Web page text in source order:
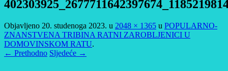
Objavljeno 20. studenoga 2023. u 2048 × 1365 u POPULARNO-
ZNANSTVENA TRIBINA RATNI ZAROBLJENICI U
DOMOVINSKOM RATU.
← Prethodno Sljedeće →